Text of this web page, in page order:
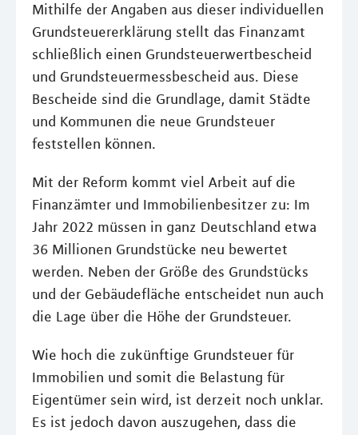
Mithilfe der Angaben aus dieser individuellen
Grundsteuererklärung stellt das Finanzamt
schließlich einen Grundsteuerwertbescheid
und Grundsteuermessbescheid aus. Diese
Bescheide sind die Grundlage, damit Städte
und Kommunen die neue Grundsteuer
feststellen können.
Mit der Reform kommt viel Arbeit auf die
Finanzämter und Immobilienbesitzer zu: Im
Jahr 2022 müssen in ganz Deutschland etwa
36 Millionen Grundstücke neu bewertet
werden. Neben der Größe des Grundstücks
und der Gebäudefläche entscheidet nun auch
die Lage über die Höhe der Grundsteuer.
Wie hoch die zukünftige Grundsteuer für
Immobilien und somit die Belastung für
Eigentümer sein wird, ist derzeit noch unklar.
Es ist jedoch davon auszugehen, dass die